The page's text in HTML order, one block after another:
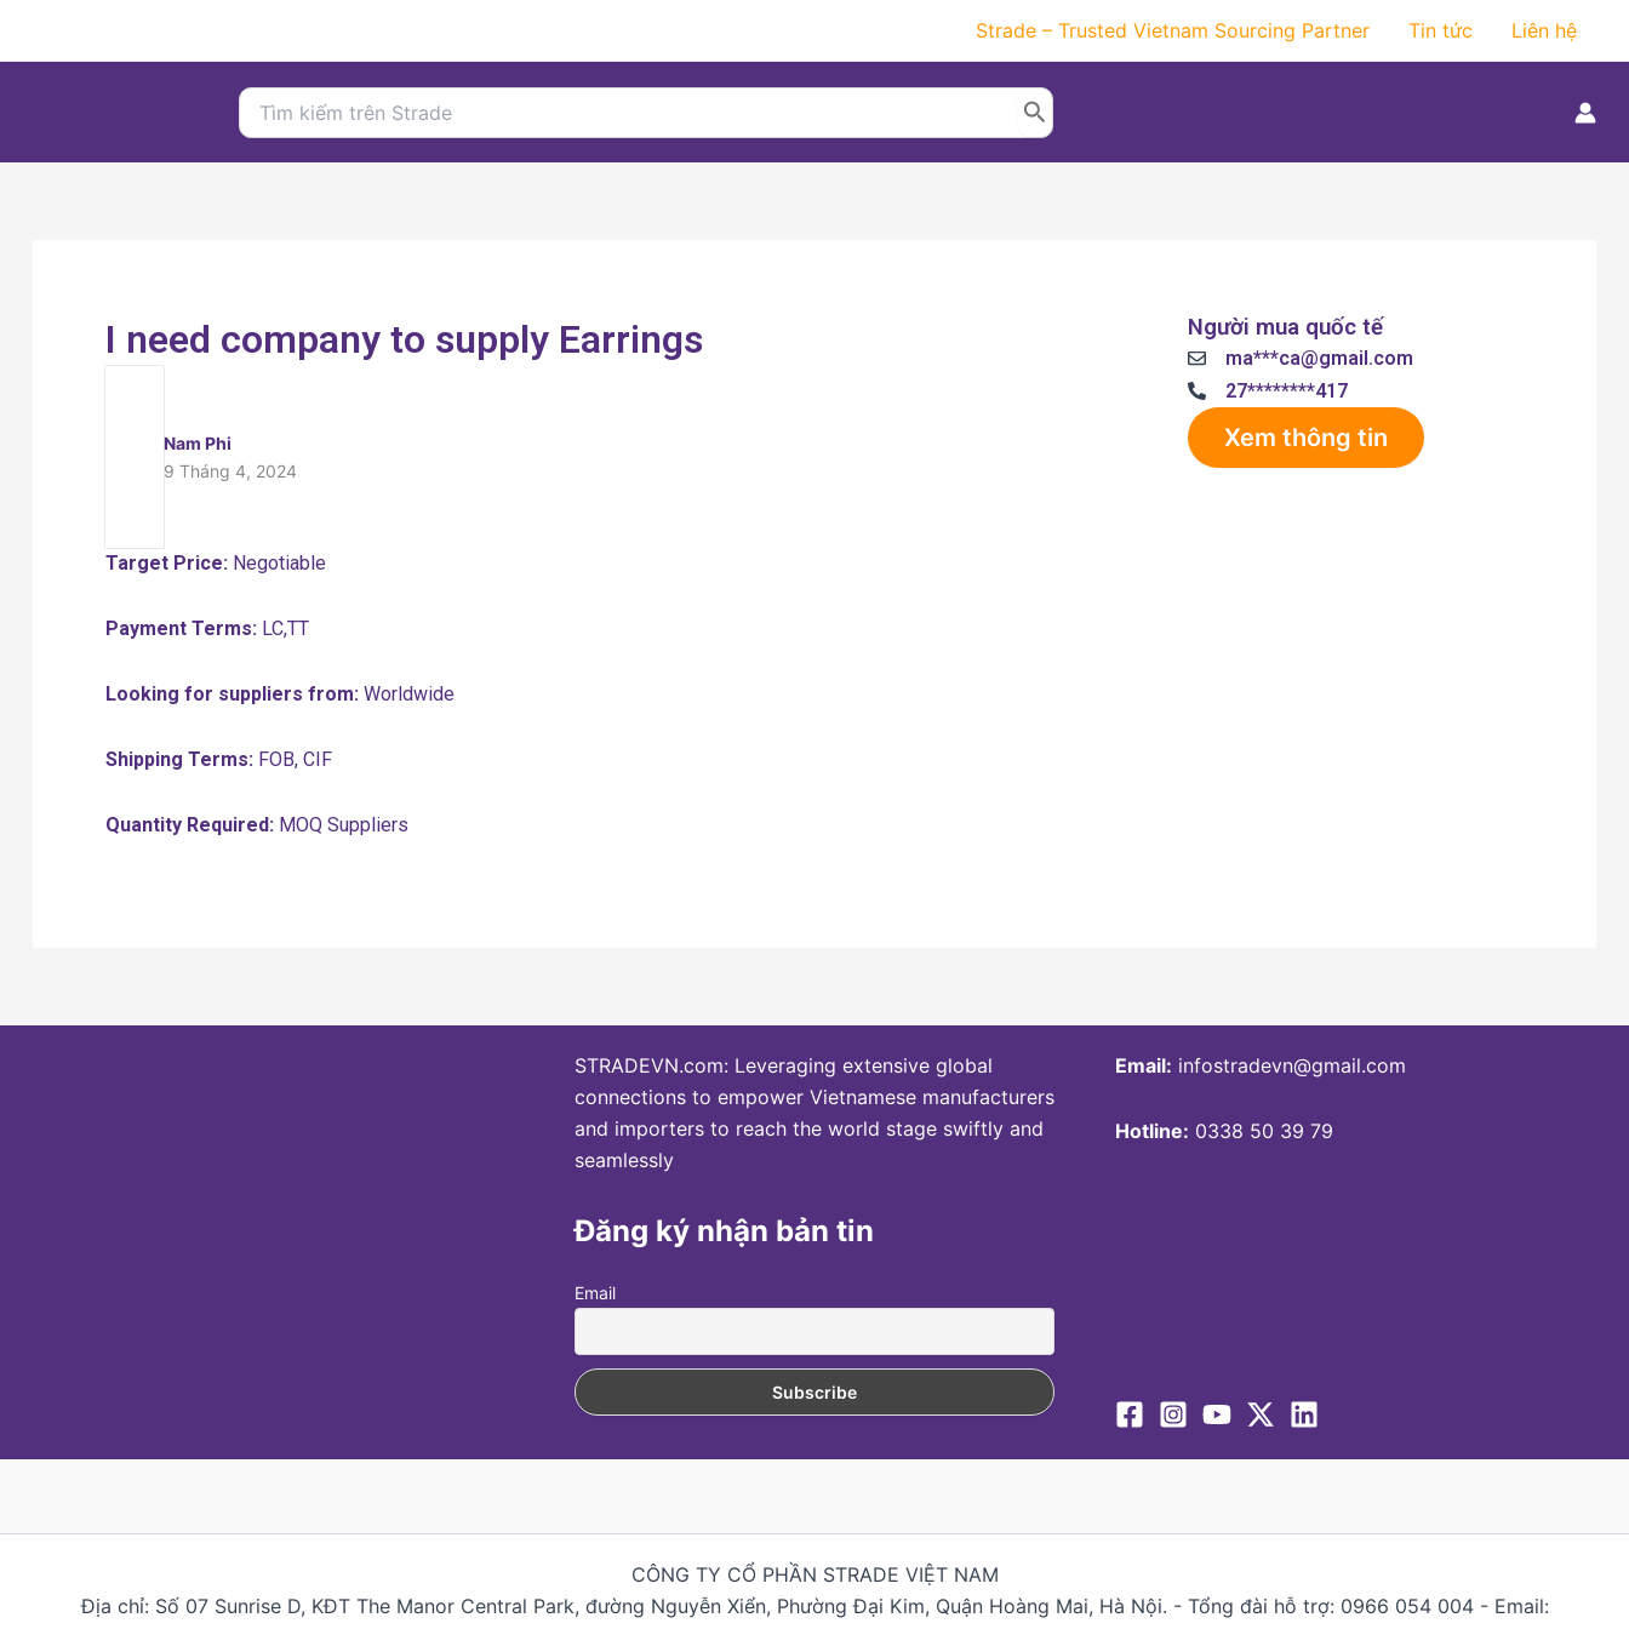
Strade – Trusted Vietnam Sourcing Partner Tin tức Liên hệ
Search
for:
I need company to supply Earrings
Nam Phi
9 Tháng 4, 2024
Target Price: Negotiable
Payment Terms: LC,TT
Looking for suppliers from: Worldwide
Shipping Terms: FOB, CIF
Quantity Required: MOQ Suppliers
Người mua quốc tế
ma***ca@gmail.com
27********417
Xem thông tin
STRADEVN.com: Leveraging extensive global
connections to empower Vietnamese manufacturers
and importers to reach the world stage swiftly and
seamlessly
Đăng ký nhận bản tin
Email
Email: infostradevn@gmail.com
Hotline: 0338 50 39 79
CÔNG TY CỔ PHẦN STRADE VIỆT NAM
Địa chỉ: Số 07 Sunrise D, KĐT The Manor Central Park, đường Nguyễn Xiển, Phường Đại Kim, Quận Hoàng Mai, Hà Nội. - Tổng đài hỗ trợ: 0966 054 004 - Email: